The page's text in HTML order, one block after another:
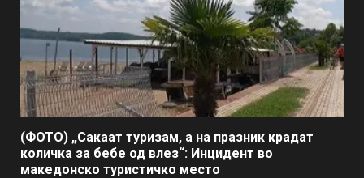
(ФОТО) „Сакаат туризам, а на празник крадат
количка за бебе од влез“: Инцидент во
македонско туристичко место